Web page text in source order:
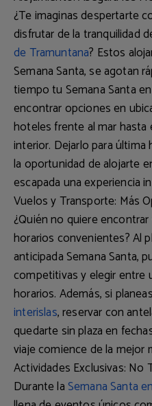
¿Te imaginas despertarte
disfrutar de la tranquilidad
de Tramuntana? Estos
Semana Santa, se agotan
tiempo tu Semana Santa
encontrar opciones en
hoteles frente al mar hasta
interior. Dejarlo para
la oportunidad de alojarte
escapada una experiencia
Vuelos y Transporte: Más
¿Quién no quiere
horarios convenientes? Al
anticipada Semana Santa,
competitivas y elegir entre
horarios. Además, si
interislas, reservar con
quedarte sin plaza en
viaje comience de la mejor
Actividades Exclusivas: No
Durante laSemana Santa